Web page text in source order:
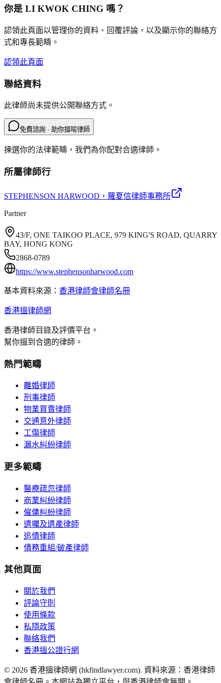
你是 LI KWOK CHING 嗎？
認領此頁面以管理你的資料、回覆評論，以及顯示你的聯絡方
式和專長範疇。
認領此頁面
聯絡資料
此律師尚未提供公開聯絡方式。
免費諮詢 · 助你搵啱律師
揀選你的法律範疇，我們為你配對合適律師。
所屬律師行
STEPHENSON HARWOOD ，羅夏信律師事務所
Partner
43/F, ONE TAIKOO PLACE, 979 KING'S ROAD, QUARRY
BAY, HONG KONG
2868-0789
https://www.stephensonharwood.com
基本資料來源： 香港律師會律師名冊
香港搵律師網
香港律師目錄及評價平台。
幫你搵到合適的律師。
熱門範疇
離婚律師
刑事律師
物業買賣律師
交通意外律師
工傷律師
漏水糾紛律師
更多範疇
醫療疏忽律師
商業糾紛律師
僱傭糾紛律師
遺囑及遺產律師
追債律師
債務重組/破產律師
其他頁面
關於我們
評論守則
使用條款
私隱政策
聯絡我們
香港搵公證行網
© 2026 香港搵律師網 (hkfindlawyer.com). 資料來源：香港律師